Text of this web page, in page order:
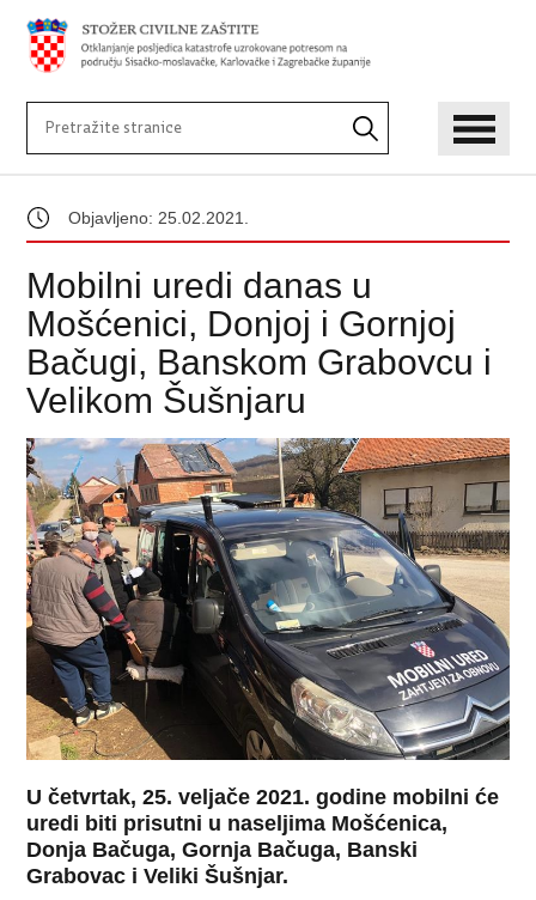
Objavljeno: 25.02.2021.
Mobilni uredi danas u
Mošćenici, Donjoj i Gornjoj
Bačugi, Banskom Grabovcu i
Velikom Šušnjaru
U četvrtak, 25. veljače 2021. godine mobilni će
uredi biti prisutni u naseljima Mošćenica,
Donja Bačuga, Gornja Bačuga, Banski
Grabovac i Veliki Šušnjar.